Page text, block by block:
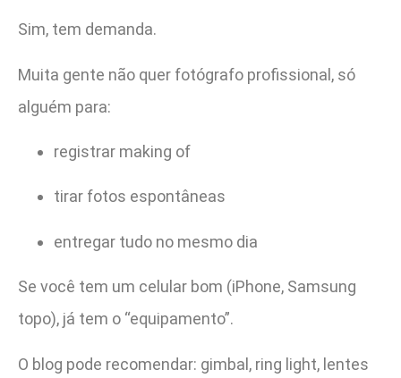
Sim, tem demanda.
Muita gente não quer fotógrafo profissional, só
alguém para:
registrar making of
tirar fotos espontâneas
entregar tudo no mesmo dia
Se você tem um celular bom (iPhone, Samsung
topo), já tem o “equipamento”.
O blog pode recomendar: gimbal, ring light, lentes